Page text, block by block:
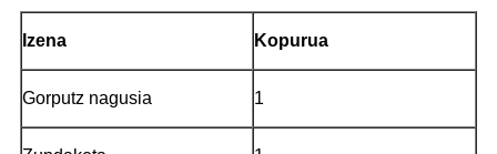
Izena Kopurua
Gorputz nagusia 1